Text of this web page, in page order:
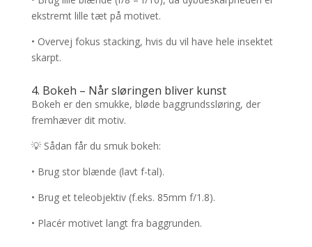
ekstremt lille tæt på motivet.
• Overvej fokus stacking, hvis du vil have hele insektet
skarpt.
4. Bokeh – Når sløringen bliver kunst
Bokeh er den smukke, bløde baggrundssløring, der
fremhæver dit motiv.
💡 Sådan får du smuk bokeh:
• Brug stor blænde (lavt f-tal).
• Brug et teleobjektiv (f.eks. 85mm f/1.8).
• Placér motivet langt fra baggrunden.